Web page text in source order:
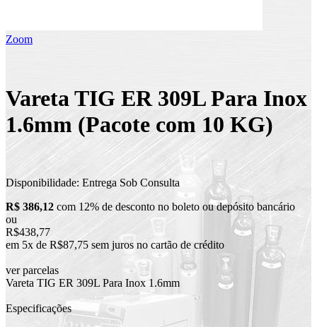
Zoom
Vareta TIG ER 309L Para Inox
1.6mm (Pacote com 10 KG)
Disponibilidade: Entrega Sob Consulta
R$ 386,12com 12% de desconto no boleto ou depósito bancário
ou
R$438,77
em 5x de R$87,75 sem juros no cartão de crédito
ver parcelas
Vareta TIG ER 309L Para Inox 1.6mm
Especificações